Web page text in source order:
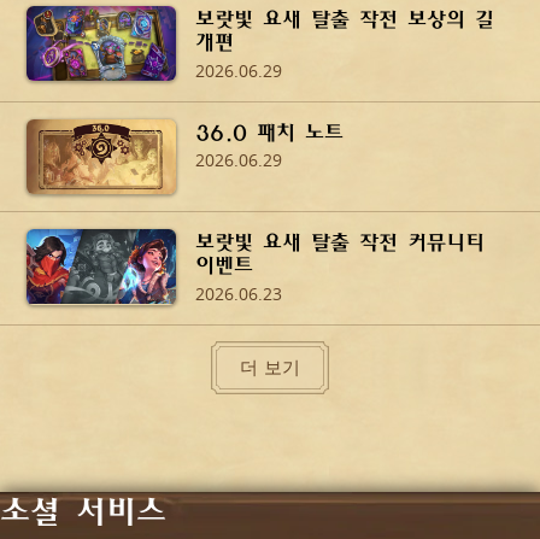
보랏빛 요새 탈출 작전 보상의 길
개편
2026.06.29
36.0 패치 노트
2026.06.29
보랏빛 요새 탈출 작전 커뮤니티
이벤트
2026.06.23
더 보기
소셜 서비스